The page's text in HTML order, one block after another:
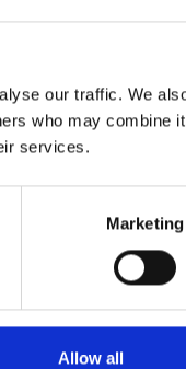
our traffic. We
who may combine
services.
Marketing
Allow all